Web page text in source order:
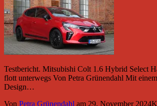
Testbericht. Mitsubishi Colt 1.6 Hybrid Select
flott unterwegs Von Petra Grünendahl Mit
Design…
Von Petra Grünendahl am 29. November 2024